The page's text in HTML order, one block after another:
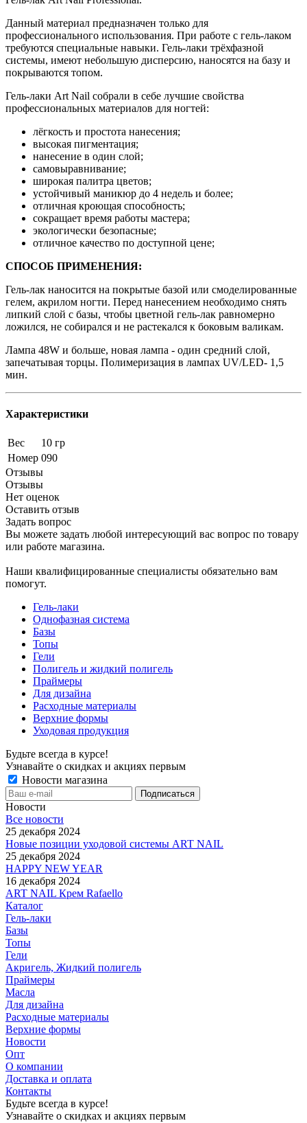
Данный материал предназначен только для
профессионального использования. При работе с гель-лаком
требуются специальные навыки. Гель-лаки трёхфазной
системы, имеют небольшую дисперсию, наносятся на базу и
покрываются топом.
Гель-лаки Art Nail собрали в себе лучшие свойства
профессиональных материалов для ногтей:
лёгкость и простота нанесения;
высокая пигментация;
нанесение в один слой;
самовыравнивание;
широкая палитра цветов;
устойчивый маникюр до 4 недель и более;
отличная кроющая способность;
сокращает время работы мастера;
экологически безопасные;
отличное качество по доступной цене;
СПОСОБ ПРИМЕНЕНИЯ:
Гель-лак наносится на покрытые базой или смоделированные
гелем, акрилом ногти. Перед нанесением необходимо снять
липкий слой с базы, чтобы цветной гель-лак равномерно
ложился, не собирался и не растекался к боковым валикам.
Лампа 48W и больше, новая лампа - один средний слой,
запечатывая торцы. Полимеризация в лампах UV/LED- 1,5
мин.
Характеристики
Вес
10 гр
Номер 090
Отзывы
Отзывы
Нет оценок
Оставить отзыв
Задать вопрос
Вы можете задать любой интересующий вас вопрос по товару
или работе магазина.
Наши квалифицированные специалисты обязательно вам
помогут.
Гель-лаки
Однофазная система
Базы
Топы
Гели
Полигель и жидкий полигель
Праймеры
Для дизайна
Расходные материалы
Верхние формы
Уходовая продукция
Будьте всегда в курсе!
Узнавайте о скидках и акциях первым
Новости магазина
Новости
Все новости
25 декабря 2024
Новые позиции уходовой системы ART NAIL
25 декабря 2024
HAPPY NEW YEAR
16 декабря 2024
ART NAIL Крем Rafaello
Каталог
Гель-лаки
Базы
Топы
Гели
Акригель, Жидкий полигель
Праймеры
Масла
Для дизайна
Расходные материалы
Верхние формы
Новости
Опт
О компании
Доставка и оплата
Контакты
Будьте всегда в курсе!
Узнавайте о скидках и акциях первым